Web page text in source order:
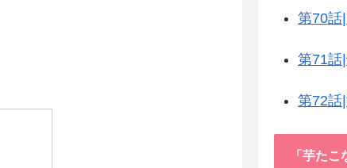
第70話
第71話
第72話
「芋た